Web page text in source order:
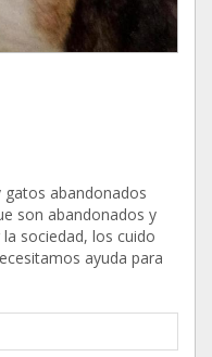
gatos abandonados
son abandonados y
sociedad, los cuido
ayuda para